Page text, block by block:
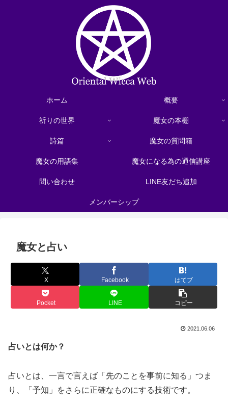
ホーム 概要
祈りの世界 魔女の本棚
詩篇 魔女の質問箱
魔女の用語集 魔女になる為の通信講座
問い合わせ LINE友だち追加
メンバーシップ
魔女と占い
X Facebook はてブ
Pocket LINE コピー
2021.06.06
占いとは何か？
占いとは、一言で言えば「先のことを事前に知る」つま
り、「予知」をさらに正確なものにする技術です。